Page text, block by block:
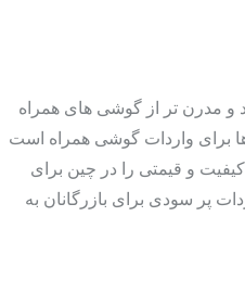
و مدرن تر از گوشی های همراه
برای واردات گوشی همراه است
و قیمتی را در چین برای
پر سودی برای بازرگانان به